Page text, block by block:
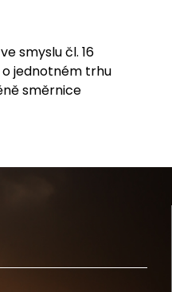
smyslu čl. 16
o jednotném trhu
směrnice